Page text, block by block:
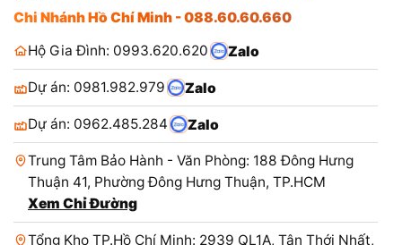
Chi Nhánh Hồ Chí Minh - 088.60.60.660
Hộ Gia Đình: 0993.620.620
Zalo
Dự án: 0981.982.979 Zalo
Dự án: 0962.485.284 Zalo
Trung Tâm Bảo Hành - Văn Phòng: 188 Đông Hưng
Thuận 41, Phường Đông Hưng Thuận, TP.HCM
Xem Chỉ Đường
Tổng Kho TP.Hồ Chí Minh: 2939 QL1A, Tân Thới Nhất,